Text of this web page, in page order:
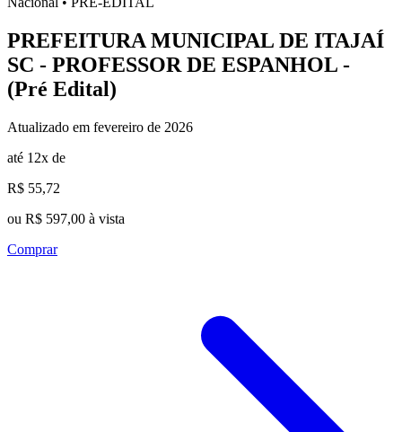
PREFEITURA MUNICIPAL DE ITAJAÍ
SC - PROFESSOR DE ESPANHOL -
(Pré Edital)
Atualizado em fevereiro de 2026
até 12x de
R$ 55,72
ou R$ 597,00 à vista
Comprar